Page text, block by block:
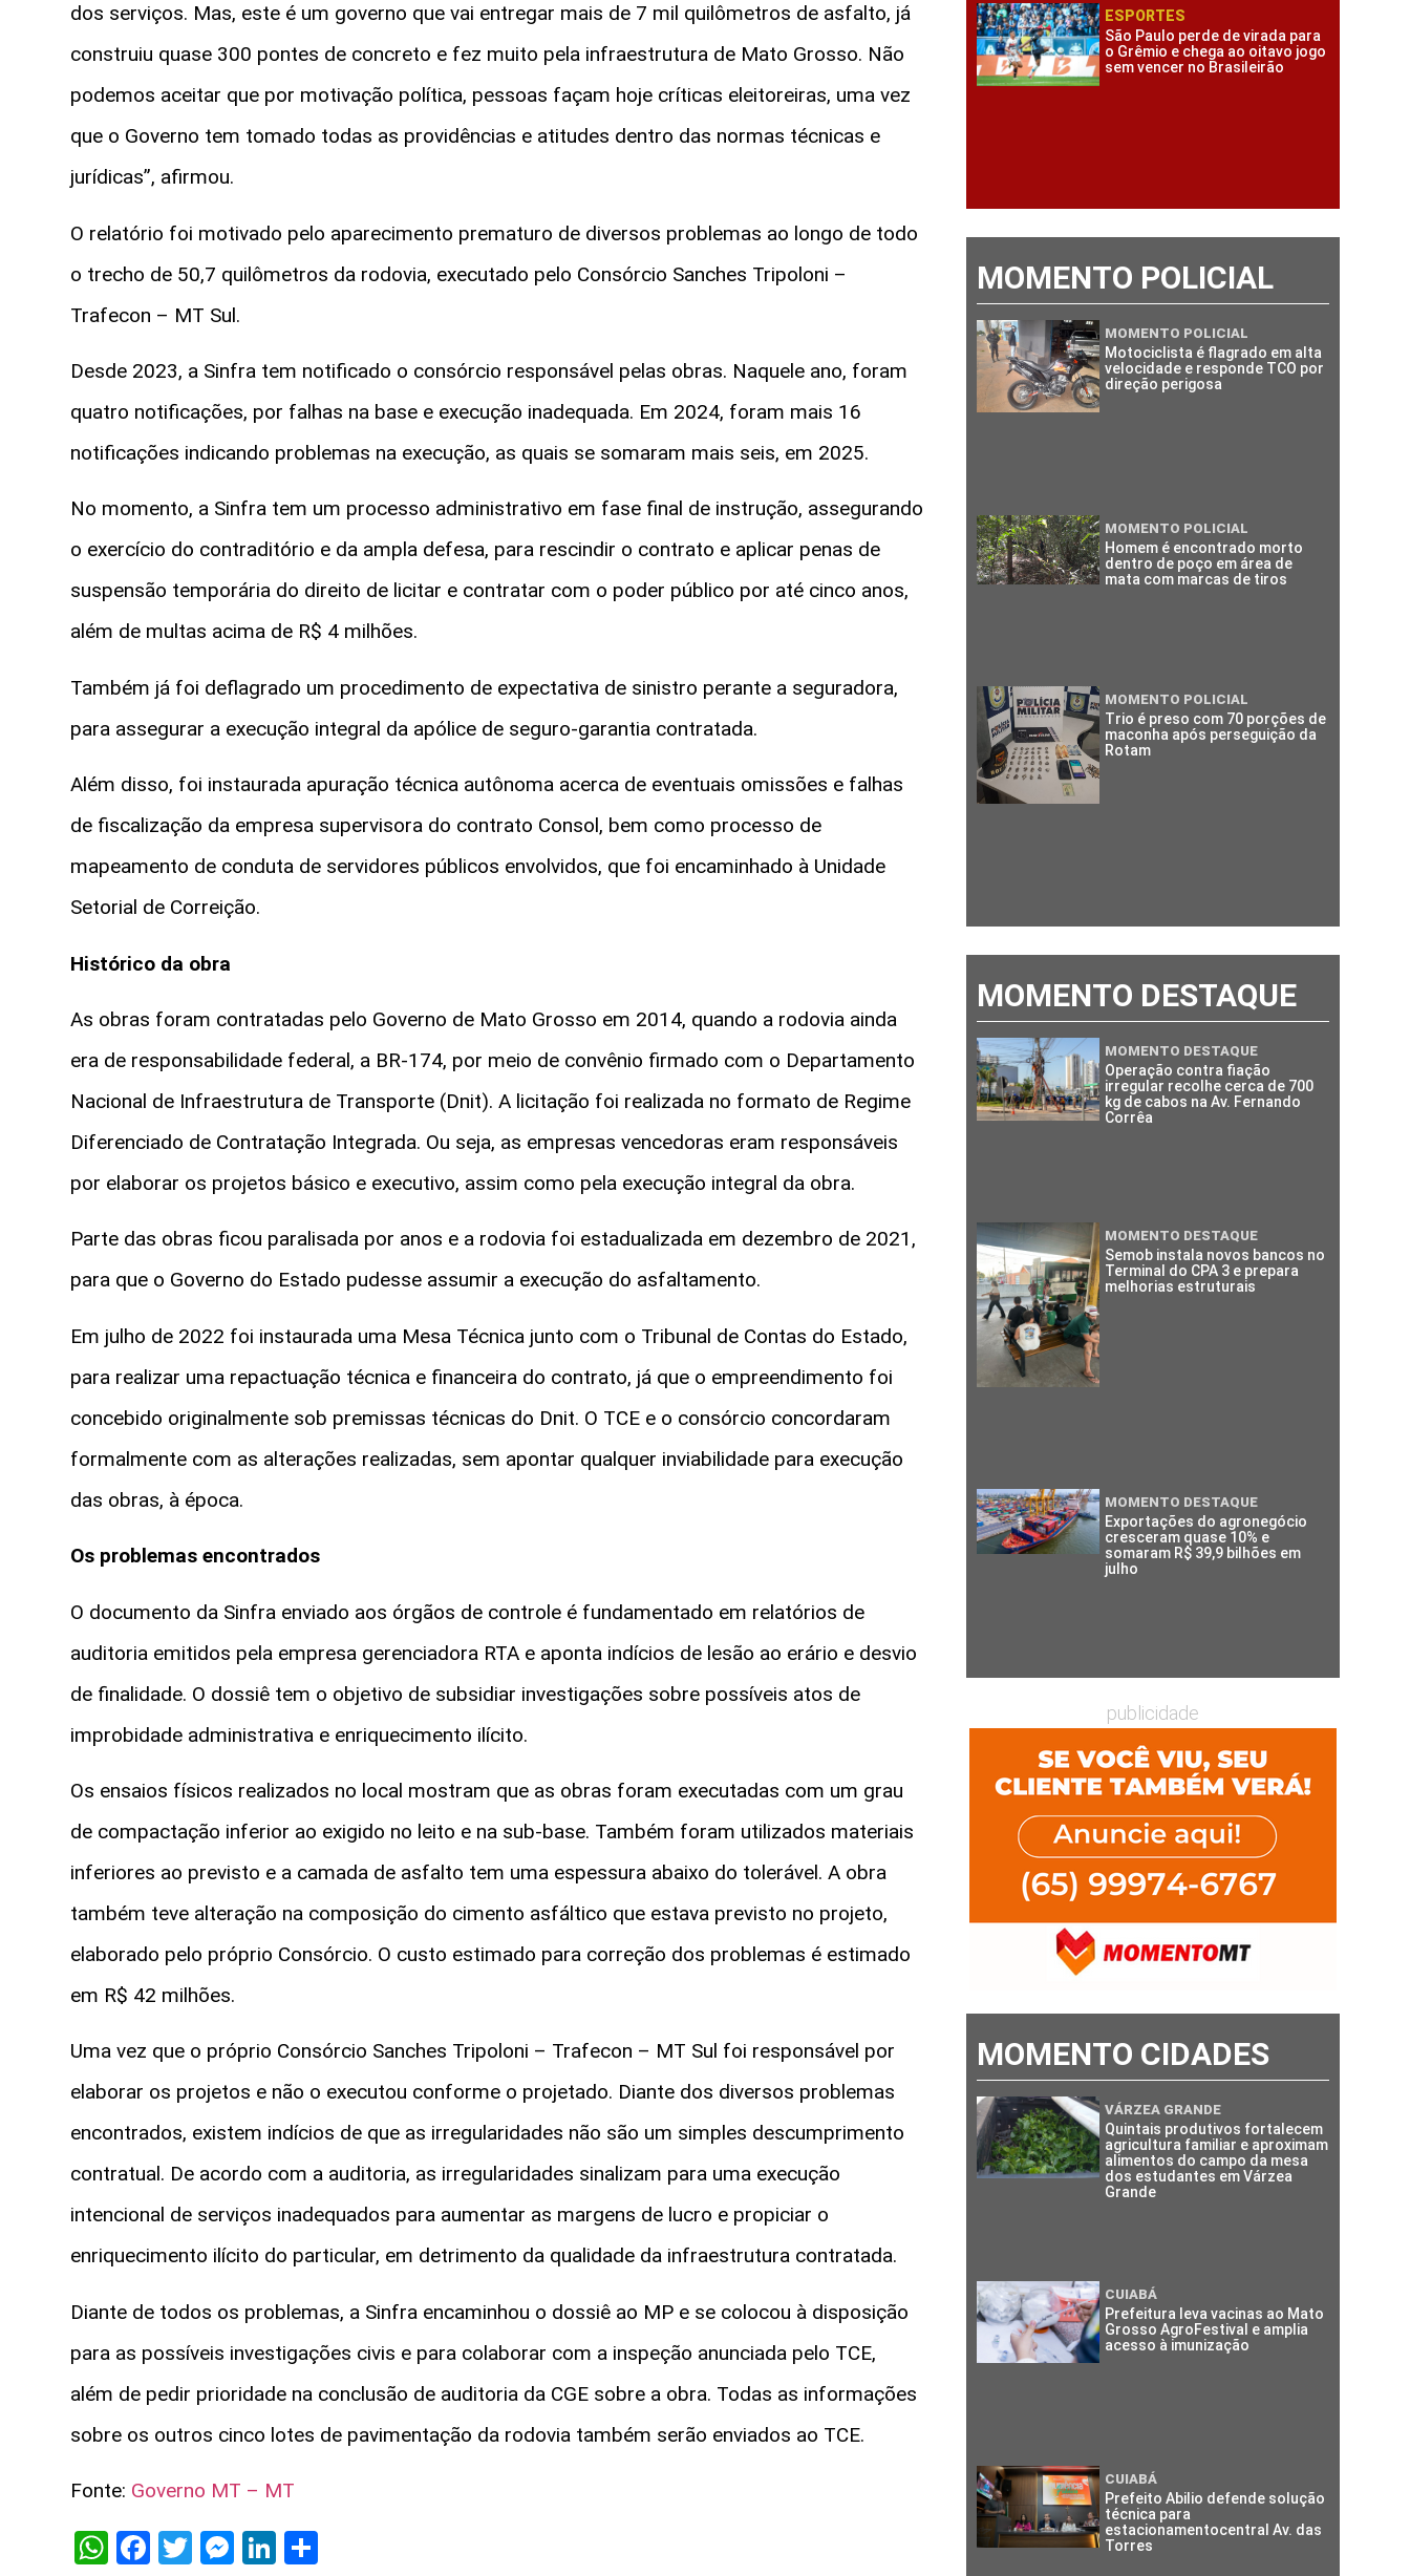
dos serviços. Mas, este é um governo que vai entregar mais de 7 mil quilômetros de asfalto, já
construiu quase 300 pontes de concreto e fez muito pela infraestrutura de Mato Grosso. Não
podemos aceitar que por motivação política, pessoas façam hoje críticas eleitoreiras, uma vez
que o Governo tem tomado todas as providências e atitudes dentro das normas técnicas e
jurídicas”, afirmou.
O relatório foi motivado pelo aparecimento prematuro de diversos problemas ao longo de todo
o trecho de 50,7 quilômetros da rodovia, executado pelo Consórcio Sanches Tripoloni –
Trafecon – MT Sul.
Desde 2023, a Sinfra tem notificado o consórcio responsável pelas obras. Naquele ano, foram
quatro notificações, por falhas na base e execução inadequada. Em 2024, foram mais 16
notificações indicando problemas na execução, as quais se somaram mais seis, em 2025.
No momento, a Sinfra tem um processo administrativo em fase final de instrução, assegurando
o exercício do contraditório e da ampla defesa, para rescindir o contrato e aplicar penas de
suspensão temporária do direito de licitar e contratar com o poder público por até cinco anos,
além de multas acima de R$ 4 milhões.
Também já foi deflagrado um procedimento de expectativa de sinistro perante a seguradora,
para assegurar a execução integral da apólice de seguro-garantia contratada.
Além disso, foi instaurada apuração técnica autônoma acerca de eventuais omissões e falhas
de fiscalização da empresa supervisora do contrato Consol, bem como processo de
mapeamento de conduta de servidores públicos envolvidos, que foi encaminhado à Unidade
Setorial de Correição.
Histórico da obra
As obras foram contratadas pelo Governo de Mato Grosso em 2014, quando a rodovia ainda
era de responsabilidade federal, a BR-174, por meio de convênio firmado com o Departamento
Nacional de Infraestrutura de Transporte (Dnit). A licitação foi realizada no formato de Regime
Diferenciado de Contratação Integrada. Ou seja, as empresas vencedoras eram responsáveis
por elaborar os projetos básico e executivo, assim como pela execução integral da obra.
Parte das obras ficou paralisada por anos e a rodovia foi estadualizada em dezembro de 2021,
para que o Governo do Estado pudesse assumir a execução do asfaltamento.
Em julho de 2022 foi instaurada uma Mesa Técnica junto com o Tribunal de Contas do Estado,
para realizar uma repactuação técnica e financeira do contrato, já que o empreendimento foi
concebido originalmente sob premissas técnicas do Dnit. O TCE e o consórcio concordaram
formalmente com as alterações realizadas, sem apontar qualquer inviabilidade para execução
das obras, à época.
Os problemas encontrados
O documento da Sinfra enviado aos órgãos de controle é fundamentado em relatórios de
auditoria emitidos pela empresa gerenciadora RTA e aponta indícios de lesão ao erário e desvio
de finalidade. O dossiê tem o objetivo de subsidiar investigações sobre possíveis atos de
improbidade administrativa e enriquecimento ilícito.
Os ensaios físicos realizados no local mostram que as obras foram executadas com um grau
de compactação inferior ao exigido no leito e na sub-base. Também foram utilizados materiais
inferiores ao previsto e a camada de asfalto tem uma espessura abaixo do tolerável. A obra
também teve alteração na composição do cimento asfáltico que estava previsto no projeto,
elaborado pelo próprio Consórcio. O custo estimado para correção dos problemas é estimado
em R$ 42 milhões.
Uma vez que o próprio Consórcio Sanches Tripoloni – Trafecon – MT Sul foi responsável por
elaborar os projetos e não o executou conforme o projetado. Diante dos diversos problemas
encontrados, existem indícios de que as irregularidades não são um simples descumprimento
contratual. De acordo com a auditoria, as irregularidades sinalizam para uma execução
intencional de serviços inadequados para aumentar as margens de lucro e propiciar o
enriquecimento ilícito do particular, em detrimento da qualidade da infraestrutura contratada.
Diante de todos os problemas, a Sinfra encaminhou o dossiê ao MP e se colocou à disposição
para as possíveis investigações civis e para colaborar com a inspeção anunciada pelo TCE,
além de pedir prioridade na conclusão de auditoria da CGE sobre a obra. Todas as informações
sobre os outros cinco lotes de pavimentação da rodovia também serão enviados ao TCE.
Fonte: Governo MT – MT
WhatsApp
Facebook
Twitter
Messenger
LinkedIn
ESPORTES
São Paulo perde de virada para
o Grêmio e chega ao oitavo jogo
sem vencer no Brasileirão
MOMENTO POLICIAL
MOMENTO POLICIAL
Motociclista é flagrado em alta
velocidade e responde TCO por
direção perigosa
MOMENTO POLICIAL
Homem é encontrado morto
dentro de poço em área de
mata com marcas de tiros
MOMENTO POLICIAL
Trio é preso com 70 porções de
maconha após perseguição da
Rotam
MOMENTO DESTAQUE
MOMENTO DESTAQUE
Operação contra fiação
irregular recolhe cerca de 700
kg de cabos na Av. Fernando
Corrêa
MOMENTO DESTAQUE
Semob instala novos bancos no
Terminal do CPA 3 e prepara
melhorias estruturais
MOMENTO DESTAQUE
Exportações do agronegócio
cresceram quase 10% e
somaram R$ 39,9 bilhões em
julho
publicidade
MOMENTO CIDADES
VÁRZEA GRANDE
Quintais produtivos fortalecem
agricultura familiar e aproximam
alimentos do campo da mesa
dos estudantes em Várzea
Grande
CUIABÁ
Prefeitura leva vacinas ao Mato
Grosso AgroFestival e amplia
acesso à imunização
CUIABÁ
Prefeito Abilio defende solução
técnica para
estacionamentocentral Av. das
Torres